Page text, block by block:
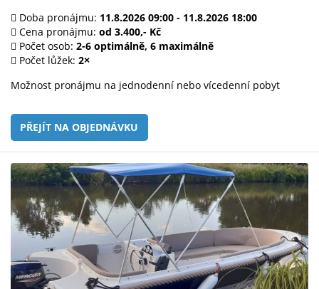
Doba pronájmu: 11.8.2026 09:00 - 11.8.2026 18:00
Cena pronájmu: od 3.400,- Kč
Počet osob: 2-6 optimálně, 6 maximálně
Počet lůžek: 2×
Možnost pronájmu na jednodenní nebo vícedenní pobyt
PŘEJÍT NA OBJEDNÁVKU